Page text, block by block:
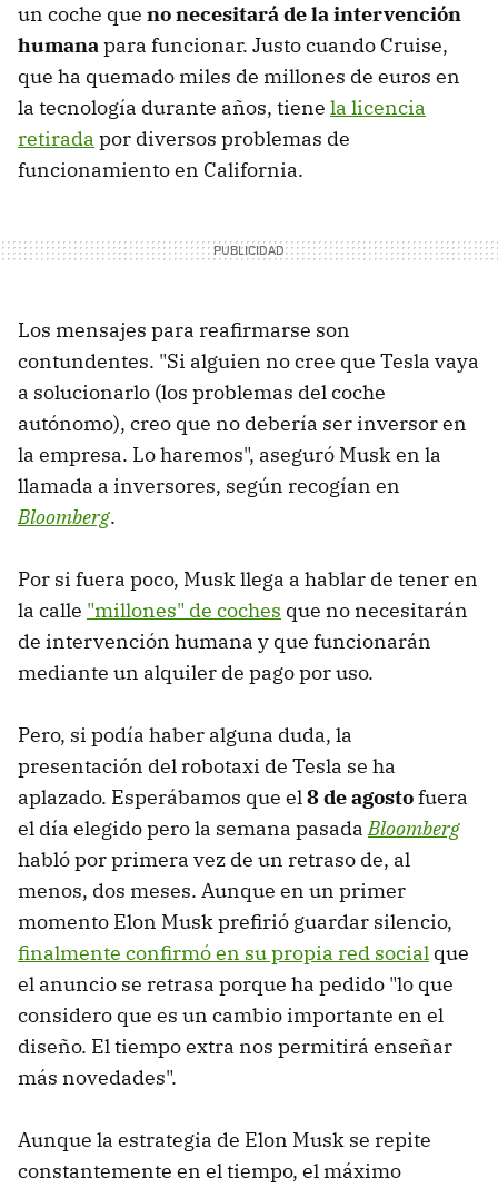
un coche que no necesitará de la intervención
humanapara funcionar. Justo cuando Cruise,
que ha quemado miles de millones de euros en
la tecnología durante años, tiene la licencia
retirada por diversos problemas de
funcionamiento en California.
Los mensajes para reafirmarse son
contundentes. "Si alguien no cree que Tesla vaya
a solucionarlo (los problemas del coche
autónomo), creo que no debería ser inversor en
la empresa. Lo haremos", aseguró Musk en la
llamada a inversores, según recogían en
Bloomberg.
Por si fuera poco, Musk llega a hablar de tener en
la calle "millones" de coches que no necesitarán
de intervención humana y que funcionarán
mediante un alquiler de pago por uso.
Pero, si podía haber alguna duda, la
presentación del robotaxi de Tesla se ha
aplazado. Esperábamos que el8 de agostofuera
el día elegido pero la semana pasadaBloomberg
habló por primera vez de un retraso de, al
menos, dos meses. Aunque en un primer
momento Elon Musk prefirió guardar silencio,
finalmente confirmó en su propia red social que
el anuncio se retrasa porque ha pedido "lo que
considero que es un cambio importante en el
diseño. El tiempo extra nos permitirá enseñar
más novedades".
Aunque la estrategia de Elon Musk se repite
constantemente en el tiempo, el máximo